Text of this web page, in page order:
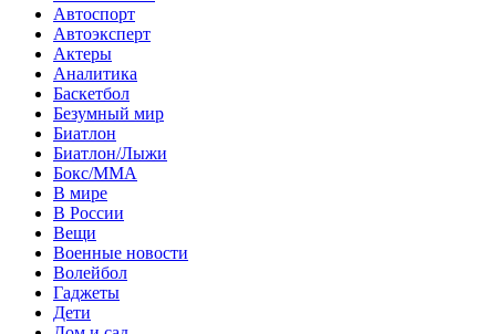
Автоспорт
Автоэксперт
Актеры
Аналитика
Баскетбол
Безумный мир
Биатлон
Биатлон/Лыжи
Бокс/MMA
В мире
В России
Вещи
Военные новости
Волейбол
Гаджеты
Дети